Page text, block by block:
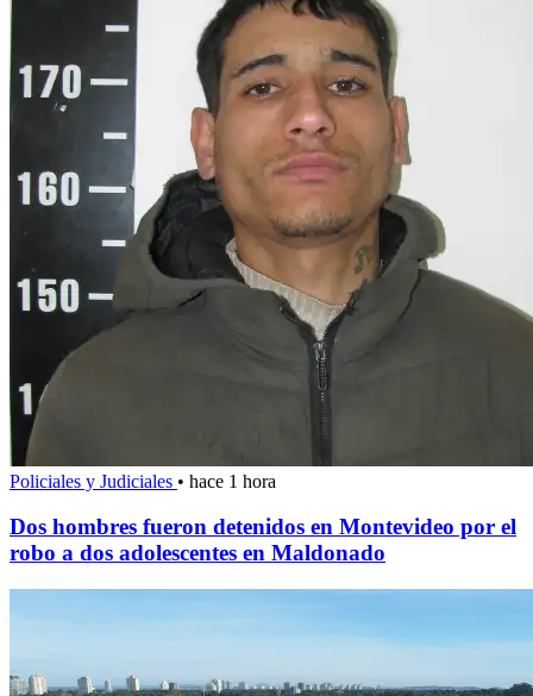
Policiales y Judiciales • hace 1 hora
Dos hombres fueron detenidos en Montevideo por el
robo a dos adolescentes en Maldonado